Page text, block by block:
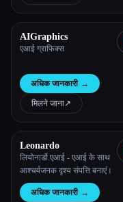
AIGraphics
एआई ग्राफिक्स
अधिक जानकारी →
मिलने जाना↗︎
Leonardo
लियोनार्डो.एआई - एआई के साथ
आश्चर्यजनक दृश्य संपत्ति बनाएं।
अधिक जानकारी →